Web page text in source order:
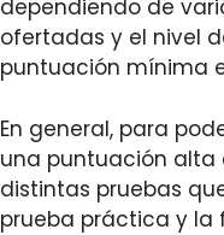
dependiendo de
ofertadas y el nivel
puntuación mínima
En general, para
una puntuación alta
distintas pruebas
prueba práctica y la